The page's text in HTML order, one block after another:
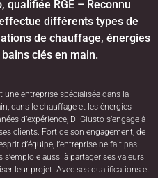
qualifiée RGE – Reconnu
différents types de
de chauffage, énergies
clés en main.
une entreprise spécialisée dans la
dans le chauffage et les énergies
d’expérience, Di Giusto s’engage à
clients. Fort de son engagement, de
d’équipe, l’entreprise ne fait pas
aussi à partager ses valeurs
leur projet. Avec ses qualifications et